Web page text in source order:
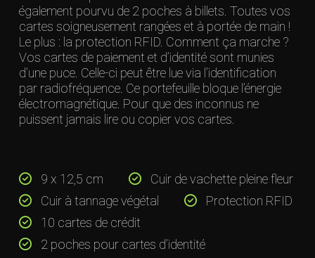
également pourvu de 2 poches à billets. Toutes vos
cartes soigneusement rangées et à portée de main !
Le plus : la protection RFID. Comment ça marche ?
Vos cartes de paiement et d’identité sont munies
d’une puce. Celle-ci peut être lue via l’identification
par radiofréquence. Ce portefeuille bloque l’énergie
électromagnétique. Pour que des inconnus ne
puissent jamais lire ou copier vos cartes.
9 x 12,5 cm
Cuir de vachette pleine fleur
Cuir à tannage végétal
Protection RFID
10 cartes de crédit
2 poches pour cartes d’identité